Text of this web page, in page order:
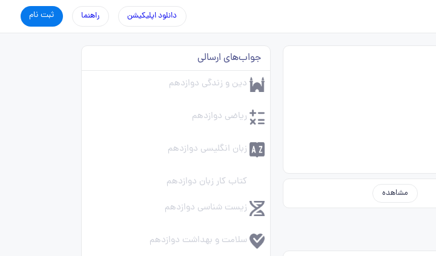
ثبت نام راهنما دانلود اپلیکیشن
مشاهده
جواب‌های ارسالی
دین و زندگی دوازدهم
ریاضی دوازدهم
زبان انگلیسی دوازدهم
کتاب کار زبان دوازدهم
زیست شناسی دوازدهم
سلامت و بهداشت دوازدهم